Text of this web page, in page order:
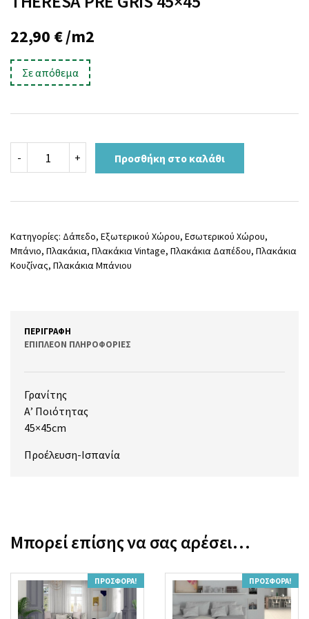
22,90 €/m2
Σε απόθεμα
-
PRE
GRIS
ποσότητα
+ Προσθήκη στο καλάθι
Κατηγορίες: Δάπεδο, Εξωτερικού Χώρου, Εσωτερικού Χώρου,
Μπάνιο, Πλακάκια, Πλακάκια Vintage, Πλακάκια Δαπέδου, Πλακάκια
Κουζίνας, Πλακάκια Μπάνιου
ΠΕΡΙΓΡΑΦΉ
ΕΠΙΠΛΈΟΝ ΠΛΗΡΟΦΟΡΊΕΣ
Γρανίτης
Α’ Ποιότητας
45×45cm
Προέλευση-Ισπανία
Μπορεί επίσης να σας αρέσει…
ΠΡΟΣΦΟΡΆ! ΠΡΟΣΦΟΡΆ!